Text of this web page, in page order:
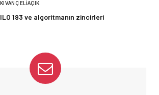
KIVANÇ ELIAÇIK
ILO 193 ve algoritmanın zincirleri